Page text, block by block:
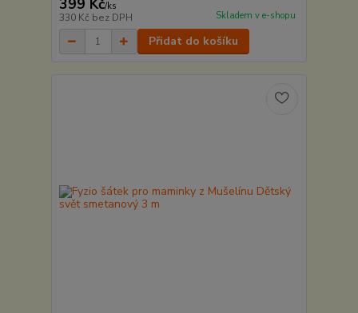
399 Kč/ks
330 Kč bez DPH Skladem v e-shopu
Přidat do košíku